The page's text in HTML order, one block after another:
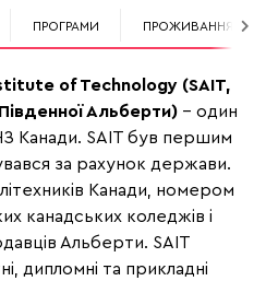
ПРОГРАМИ ПРОЖИВАННЯ
of Technology (SAIT,
Альберти) – один
Канади. SAIT був першим
за рахунок держави.
Канади, номером
канадських коледжів і
Альберти. SAIT
дипломні та прикладні